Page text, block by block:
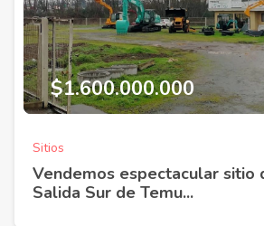
$1.600.000.000
Sitios
Vendemos espectacular sitio
Salida Sur de Temu...